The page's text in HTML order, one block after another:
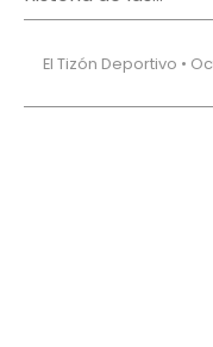
El Tizón Deportivo •